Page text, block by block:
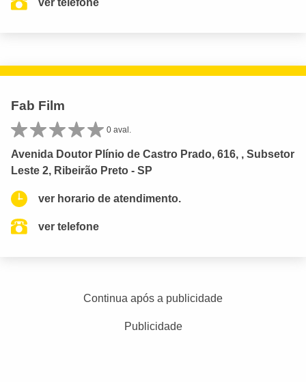
ver telefone
Fab Film
0 aval.
Avenida Doutor Plínio de Castro Prado, 616, , Subsetor
Leste 2, Ribeirão Preto - SP
ver horario de atendimento.
ver telefone
Continua após a publicidade
Publicidade